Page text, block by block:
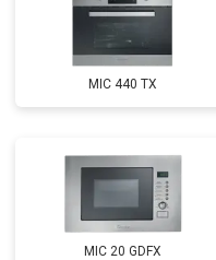
MIC 440 TX
MIC 20 GDFX